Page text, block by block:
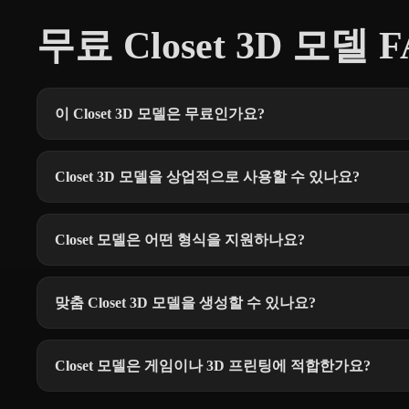
무료 Closet 3D 모델
이 Closet 3D 모델은 무료인가요?
Closet 3D 모델을 상업적으로 사용할 수 있나요?
Closet 모델은 어떤 형식을 지원하나요?
맞춤 Closet 3D 모델을 생성할 수 있나요?
Closet 모델은 게임이나 3D 프린팅에 적합한가요?